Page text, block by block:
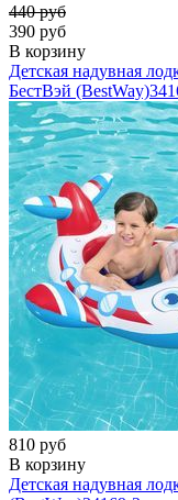
440 руб
390 руб
В корзину
Детская надувная
БестВэй (BestWay)
810 руб
В корзину
Детская надувная